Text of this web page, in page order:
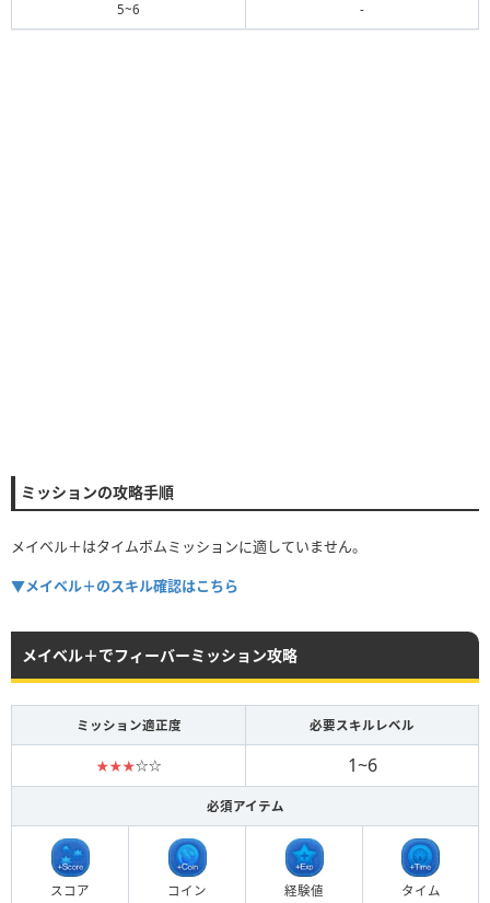
5~6 -
ミッションの攻略手順
メイベル＋はタイムボムミッションに適していません。
▼メイベル＋のスキル確認はこちら
メイベル＋でフィーバーミッション攻略
ミッション適正度 必要スキルレベル
★★★☆☆ 1~6
必須アイテム
スコア コイン 経験値 タイム